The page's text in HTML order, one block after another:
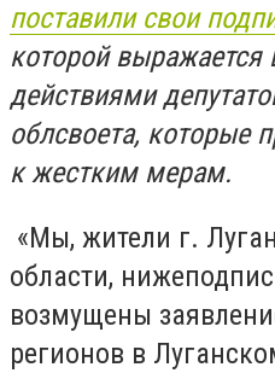
поставили свои
которой
действиями
облсвоета, которые
к жестким мерам.
«Мы, жители г.
области,
возмущены
регионов в